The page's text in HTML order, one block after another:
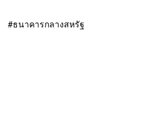
ธนาคารกลางสหรัฐ